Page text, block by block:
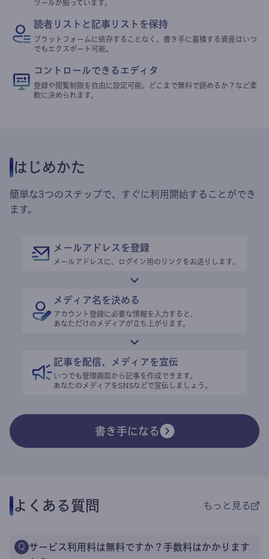
ツールが揃っています。
読者リストと記事リストを保持
プラットフォームに依存することなく、書き手に蓄積する資産はいつ
でもエクスポート可能。
コントロールできるエディタ
登録や閲覧制限を自由に設定可能。どこまで無料で読めるか？など柔
軟に決められます。
はじめかた
簡単な3つのステップで、すぐに利用開始することができ
ます。
メールアドレスを登録
メールアドレスに、ログイン用のリンクをお送りします。
メディア名を決める
アカウント登録に必要な情報を入力すると、
あなただけのメディアが立ち上がります。
記事を配信、メディアを宣伝
いつでも管理画面から記事を作成できます。
あなたのメディアをSNSなどで宣伝しましょう。
書き手になる
よくある質問 もっと見る
Q サービス利用料は無料ですか？手数料はかかります